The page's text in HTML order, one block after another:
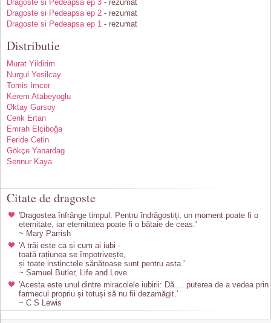
Dragoste si Pedeapsa ep 3 - rezumat
Dragoste si Pedeapsa ep 2 - rezumat
Dragoste si Pedeapsa ep 1 - rezumat
Distributie
Murat Yildirim
Nurgul Yesilcay
Tomis Imcer
Kerem Atabeyoglu
Oktay Gursoy
Cenk Ertan
Emrah Elçiboğa
Feride Cetin
Gökçe Yanardag
Sennur Kaya
Citate de dragoste
'Dragostea înfrânge timpul. Pentru îndrăgostiți, un moment poate fi o
eternitate, iar eternitatea poate fi o bătaie de ceas.'
~ Mary Parrish
'A trăi este ca și cum ai iubi -
toată rațiunea se împotrivește,
și toate instinctele sănătoase sunt pentru asta.'
~ Samuel Butler, Life and Love
'Acesta este unul dintre miracolele iubirii: Dă ... puterea de a vedea prin
farmecul propriu și totuși să nu fii dezamăgit.'
~ C S Lewis